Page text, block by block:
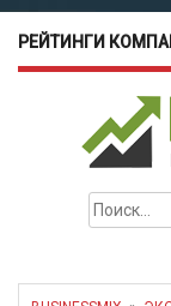
РЕЙТИНГИ
Найти: